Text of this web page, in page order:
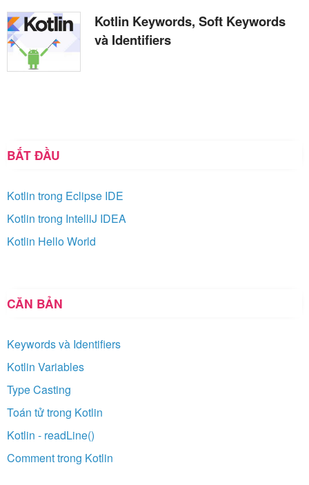
Kotlin Keywords, Soft Keywords
và Identifiers
BẮT ĐẦU
Kotlin trong Eclipse IDE
Kotlin trong IntelliJ IDEA
Kotlin Hello World
CĂN BẢN
Keywords và Identifiers
Kotlin Variables
Type Casting
Toán tử trong Kotlin
Kotlin - readLine()
Comment trong Kotlin